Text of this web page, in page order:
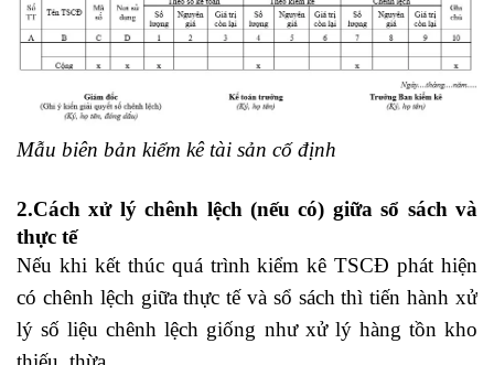
Mẫu biên bản kiểm kê tài sản cố định
2.Cách xử lý chênh lệch (nếu có) giữa sổ sách và
thực tế
Nếu khi kết thúc quá trình kiểm kê TSCĐ phát hiện
có chênh lệch giữa thực tế và sổ sách thì tiến hành xử
lý số liệu chênh lệch giống như xử lý hàng tồn kho